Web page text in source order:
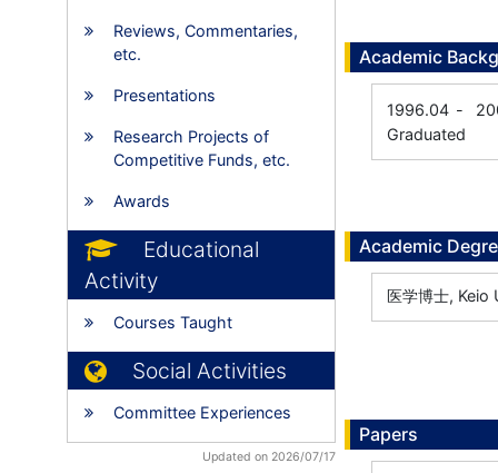
Reviews, Commentaries,
etc.
Presentations
Research Projects of
Competitive Funds, etc.
Awards
Educational
Activity
Courses Taught
Social Activities
Committee Experiences
Updated on 2026/07/17
Academic
1996.04 -
Graduated
Academic
医学博士,
Papers